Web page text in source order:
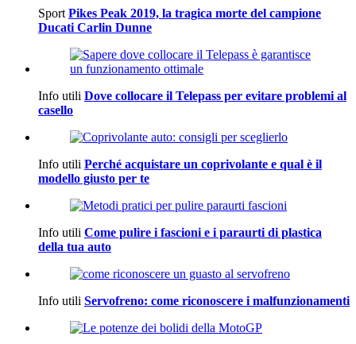
Sport Pikes Peak 2019, la tragica morte del campione
Ducati Carlin Dunne
Info utili Dove collocare il Telepass per evitare problemi al
casello
Info utili Perché acquistare un coprivolante e qual è il
modello giusto per te
Info utili Come pulire i fascioni e i paraurti di plastica
della tua auto
Info utili Servofreno: come riconoscere i malfunzionamenti